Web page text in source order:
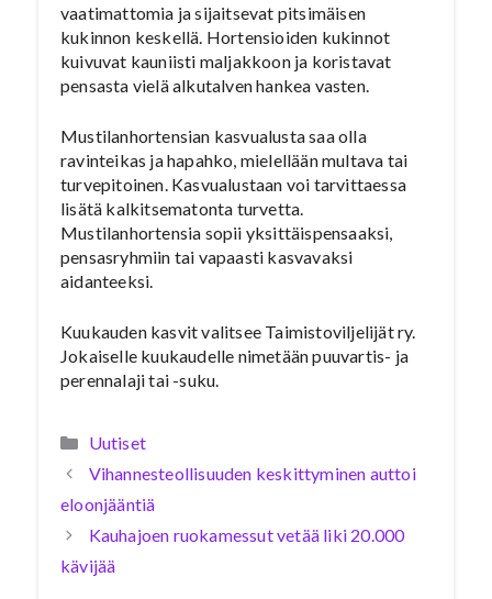
vaatimattomia ja sijaitsevat pitsimäisen
kukinnon keskellä. Hortensioiden kukinnot
kuivuvat kauniisti maljakkoon ja koristavat
pensasta vielä alkutalven hankea vasten.
Mustilanhortensian kasvualusta saa olla
ravinteikas ja hapahko, mielellään multava tai
turvepitoinen. Kasvualustaan voi tarvittaessa
lisätä kalkitsematonta turvetta.
Mustilanhortensia sopii yksittäispensaaksi,
pensasryhmiin tai vapaasti kasvavaksi
aidanteeksi.
Kuukauden kasvit valitsee Taimistoviljelijät ry.
Jokaiselle kuukaudelle nimetään puuvartis- ja
perennalaji tai -suku.
Kategoriat
Uutiset
Vihannesteollisuuden keskittyminen auttoi
eloonjääntiä
Kauhajoen ruokamessut vetää liki 20.000
kävijää